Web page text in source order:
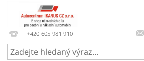
+420 605 981 910